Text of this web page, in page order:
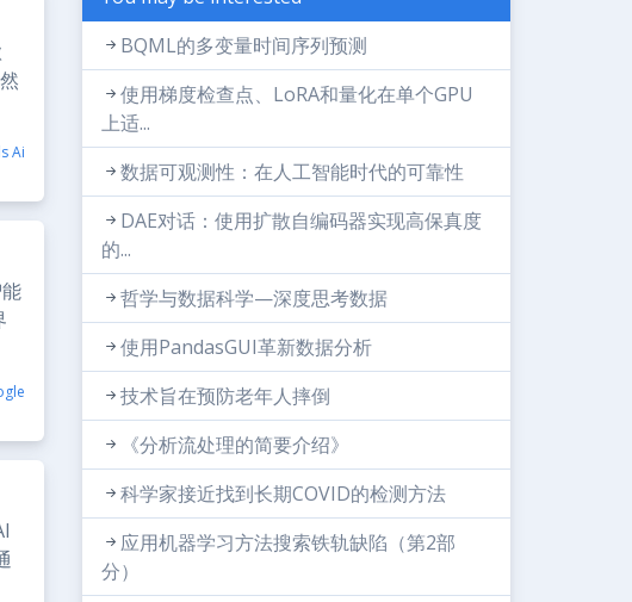
Ai
BQML的多变量时间序列预测
使用梯度检查点、LoRA和量化在单个GPU
上适...
数据可观测性：在人工智能时代的可靠性
DAE对话：使用扩散自编码器实现高保真度
的...
哲学与数据科学—深度思考数据
使用PandasGUI革新数据分析
技术旨在预防老年人摔倒
《分析流处理的简要介绍》
科学家接近找到长期COVID的检测方法
应用机器学习方法搜索铁轨缺陷（第2部
分）